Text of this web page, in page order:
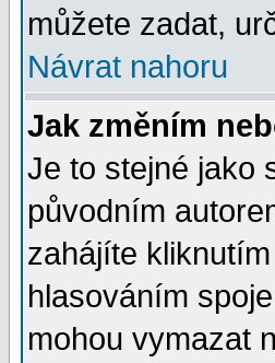
můžete zadat,
Návrat nahoru
Jak změním
Je to stejné jako
původním
zahájíte
hlasováním
mohou vymazat